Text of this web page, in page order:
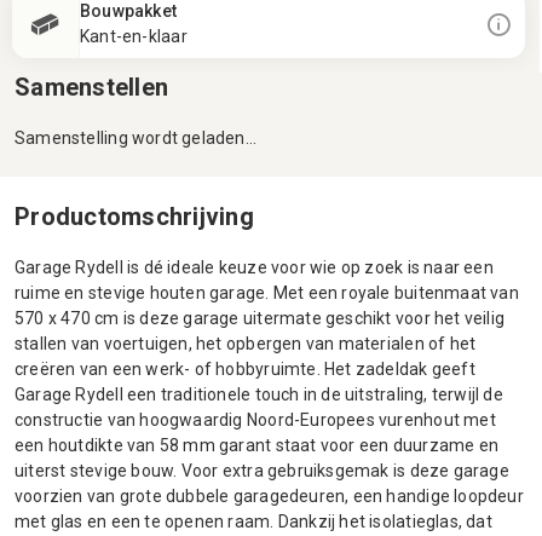
Bouwpakket
Kant-en-klaar
Samenstellen
Samenstelling wordt geladen...
Productomschrijving
Garage Rydell is dé ideale keuze voor wie op zoek is naar een
ruime en stevige houten garage. Met een royale buitenmaat van
570 x 470 cm is deze garage uitermate geschikt voor het veilig
stallen van voertuigen, het opbergen van materialen of het
creëren van een werk- of hobbyruimte. Het zadeldak geeft
Garage Rydell een traditionele touch in de uitstraling, terwijl de
constructie van hoogwaardig Noord-Europees vurenhout met
een houtdikte van 58 mm garant staat voor een duurzame en
uiterst stevige bouw. Voor extra gebruiksgemak is deze garage
voorzien van grote dubbele garagedeuren, een handige loopdeur
met glas en een te openen raam. Dankzij het isolatieglas, dat